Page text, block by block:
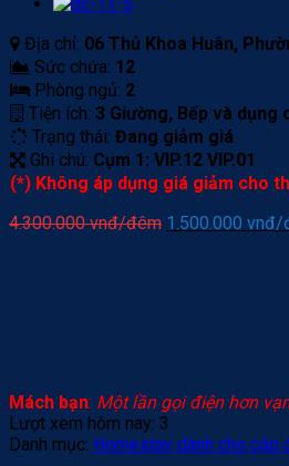
Địa chỉ: 06 Thủ Khoa Huân,
Sức chứa: 12
Phòng ngủ: 2
Tiện ích: 3 Giường, Bếp và dụng
Trạng thái: Đang giảm giá
Ghi chú: Cụm 1: VIP.12 VIP.01
(*) Không áp dụng giá giảm cho
4.300.000vnđ/đêm Giá
1.500.000 vnđ/
Mách bạn: Một lần gọi điện hơn
Lượt xem hôm nay: 3
Danh mục: Homestay dành cho cặp